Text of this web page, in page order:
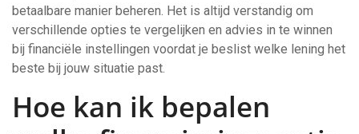
betaalbare manier beheren. Het is altijd verstandig om
verschillende opties te vergelijken en advies in te winnen
bij financiële instellingen voordat je beslist welke lening het
beste bij jouw situatie past.
Hoe kan ik bepalen